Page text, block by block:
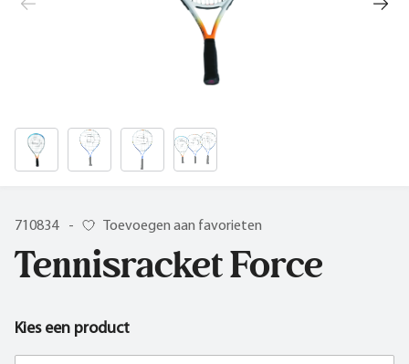
710834 - Toevoegen aan favorieten
Tennisracket Force
Kies een product